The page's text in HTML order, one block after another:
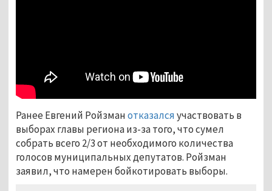
Ранее Евгений Ройзманотказалсяучаствовать в
выборах главы региона из-за того, что сумел
собрать всего 2/3 от необходимого количества
голосов муниципальных депутатов. Ройзман
заявил, что намерен бойкотировать выборы.